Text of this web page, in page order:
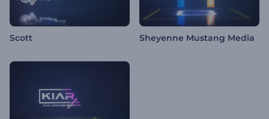
Scott Sheyenne Mustang Media